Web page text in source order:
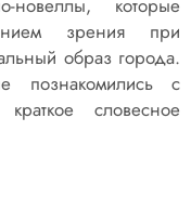
зрения при
образ города.
познакомились с
словесное